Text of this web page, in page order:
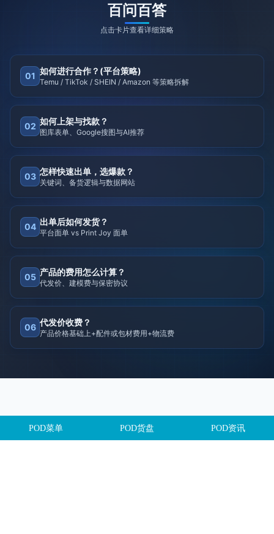
百问百答
点击卡片查看详细策略
01 如何进行合作？(平台策略)
Temu / TikTok / SHEIN / Amazon 等策略拆解
02 如何上架与找款？
图库表单、Google搜图与AI推荐
03 怎样快速出单，选爆款？
关键词、备货逻辑与数据网站
04 出单后如何发货？
平台面单 vs Print Joy 面单
05 产品的费用怎么计算？
代发价、建模费与保密协议
06 代发价收费？
产品价格基础上+配件或包材费用+物流费
POD菜单 POD货盘 POD资讯